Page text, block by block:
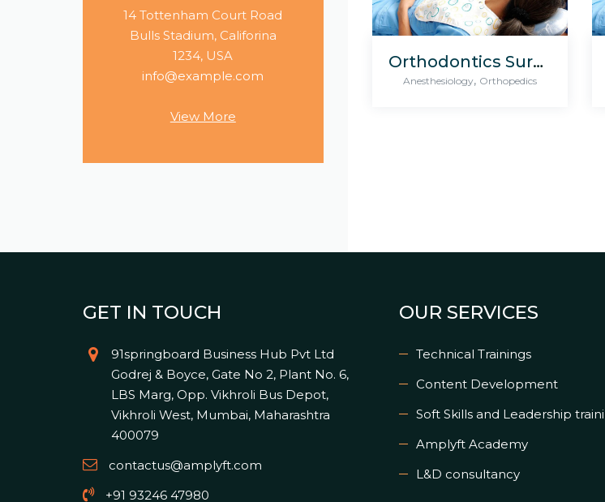
Orthodontics Surgery & Transplants
Anesthesiology, Orthopedics
14 Tottenham Court Road
Bulls Stadium, Califorina
1234, USA
info@example.com
View More
GET IN TOUCH
91springboard Business Hub Pvt Ltd
Godrej & Boyce, Gate No 2, Plant No. 6,
LBS Marg, Opp. Vikhroli Bus Depot,
Vikhroli West, Mumbai, Maharashtra
400079
contactus@amplyft.com
+91 93246 47980
OUR SERVICES
Technical Trainings
Content Development
Soft Skills and Leadership
Amplyft Academy
L&D consultancy